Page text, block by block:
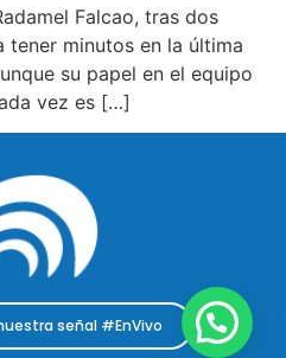
Falcao, tras dos
minutos en la última
su papel en el equipo
vez es […]
señal #EnVivo